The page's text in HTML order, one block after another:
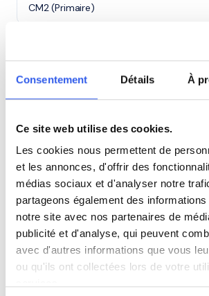
Consentement Détails À
Ce site web utilise des cookies.
Les cookies nous permettent de
et les annonces, d'offrir des
médias sociaux et d'analyser notre
partageons également des
notre site avec nos partenaires de
publicité et d'analyse, qui peuvent
avec d'autres informations que vous
ou qu'ils ont collectées lors de votre
CM2 (Primaire)
5ème (Collège)
4ème (Collège)
3ème (Collège)
Seconde (Lycée)
Terminale (Lycée)
Études supérieures (Supérieur &